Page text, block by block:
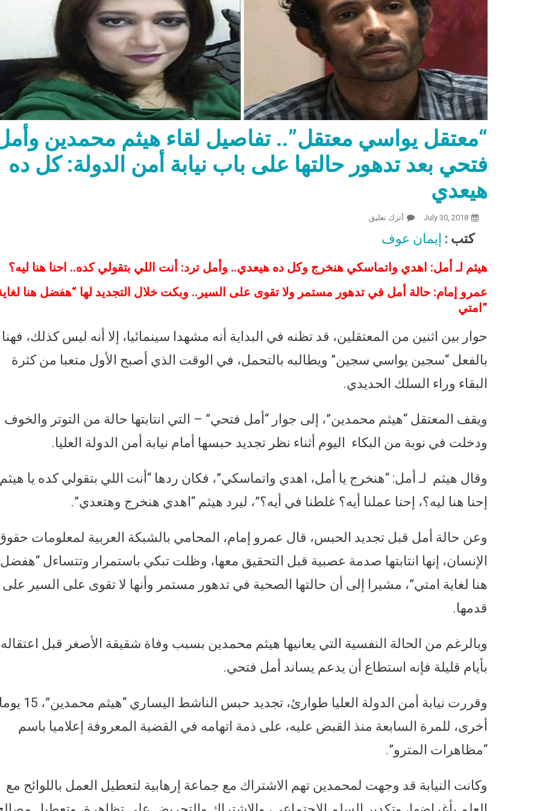
“معتقل يواسي معتقل”.. تفاصيل لقاء هيثم محمدين
فتحي بعد تدهور حالتها على باب نيابة أمن الدولة: كل ده
هيعدي
July 30, 2018 أترك تعليق
كتب : إيمان عوف
هيثم لـ أمل: اهدي واتماسكي هنخرج وكل ده هيعدي.. وأمل ترد: أنت اللي بتقولي كده.. احنا هنا ليه؟
عمرو إمام: حالة أمل في تدهور مستمر ولا تقوى على السير.. وبكت خلال التجديد لها “هفضل هنا
امتي”
حوار بين اثنين من المعتقلين، قد تظنه في البداية أنه مشهدا سينمائيا، إلا أنه ليس كذلك، فهنا
بالفعل “سجين يواسي سجين” ويطالبه بالتحمل، في الوقت الذي أصبح الأول متعبا من كثرة
البقاء وراء السلك الحديدي.
ويقف المعتقل “هيثم محمدين”، إلى جوار “أمل فتحي” – التي انتابتها حالة من التوتر والخوف
ودخلت في نوبة من البكاء اليوم أثناء نظر تجديد حبسها أمام نيابة أمن الدولة العليا.
وقال هيثم لـ أمل: “هنخرج يا أمل، اهدي واتماسكي”، فكان ردها “أنت اللي بتقولي كده يا
إحنا هنا ليه؟، إحنا عملنا أيه؟ غلطنا في أيه؟”، ليرد هيثم “اهدي هنخرج وهتعدي”.
وعن حالة أمل قبل تجديد الحبس، قال عمرو إمام، المحامي بالشبكة العربية لمعلومات
الإنسان، إنها انتابتها صدمة عصبية قبل التحقيق معها، وظلت تبكي باستمرار وتتساءل “هفضل
هنا لغاية امتي”، مشيرا إلى أن حالتها الصحية في تدهور مستمر وأنها لا تقوى على السير على
قدمها.
وبالرغم من الحالة النفسية التي يعانيها هيثم محمدين بسبب وفاة شقيقة الأصغر قبل اعتقاله
بأيام قليلة فإنه استطاع أن يدعم يساند أمل فتحي.
وقررت نيابة أمن الدولة العليا طوارئ، تجديد حبس الناشط اليساري “هيثم
أخرى، للمرة السابعة منذ القبض عليه، على ذمة اتهامه في القضية المعروفة إعلاميا باسم
“مظاهرات المترو”.
وكانت النيابة قد وجهت لمحمدين تهم الاشتراك مع جماعة إرهابية لتعطيل العمل باللوائح مع